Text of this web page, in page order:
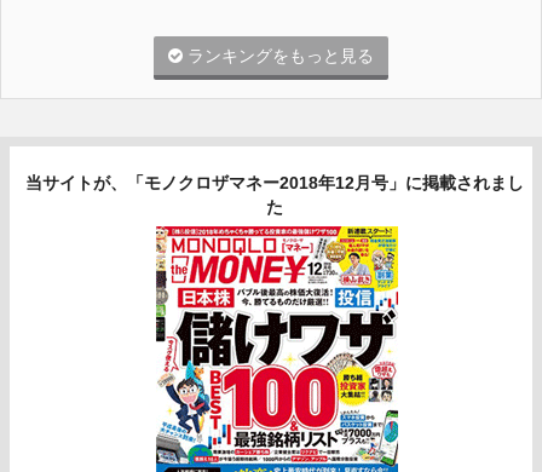
ランキングをもっと見る
当サイトが、「モノクロザマネー2018年12月号」に掲載されまし
た